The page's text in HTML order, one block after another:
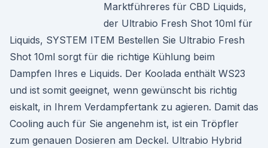
Marktführeres für CBD Liquids,
der Ultrabio Fresh Shot 10ml für
Liquids, SYSTEM ITEM Bestellen Sie Ultrabio Fresh
Shot 10ml sorgt für die richtige Kühlung beim
Dampfen Ihres e Liquids. Der Koolada enthält WS23
und ist somit geeignet, wenn gewünscht bis richtig
eiskalt, in Ihrem Verdampfertank zu agieren. Damit das
Cooling auch für Sie angenehm ist, ist ein Tröpfler
zum genauen Dosieren am Deckel. Ultrabio Hybrid